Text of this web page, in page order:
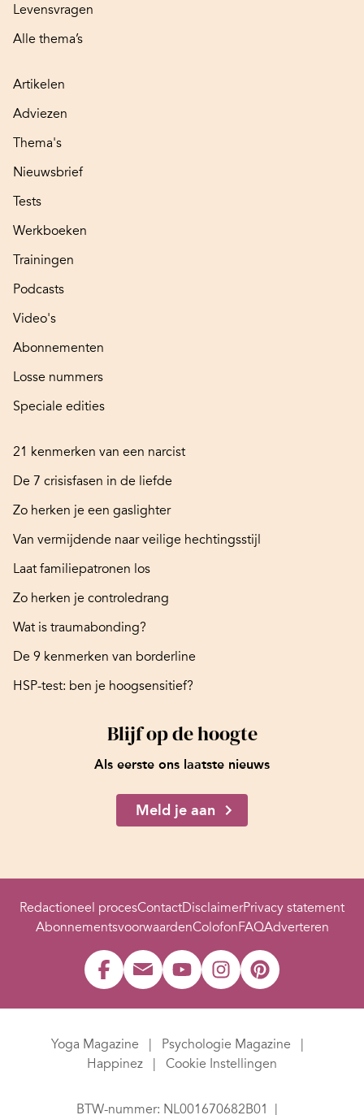
Levensvragen
Alle thema’s
Artikelen
Adviezen
Thema's
Nieuwsbrief
Tests
Werkboeken
Trainingen
Podcasts
Video's
Abonnementen
Losse nummers
Speciale edities
21 kenmerken van een narcist
De 7 crisisfasen in de liefde
Zo herken je een gaslighter
Van vermijdende naar veilige hechtingsstijl
Laat familiepatronen los
Zo herken je controledrang
Wat is traumabonding?
De 9 kenmerken van borderline
HSP-test: ben je hoogsensitief?
Blijf op de hoogte
Als eerste ons laatste nieuws
Meld je aan
Redactioneel procesContactDisclaimerPrivacy statement
AbonnementsvoorwaardenColofonFAQAdverteren
Yoga Magazine
Psychologie Magazine
Happinez
Cookie Instellingen
BTW-nummer: NL001670682B01